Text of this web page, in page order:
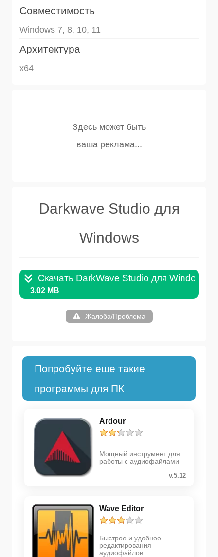
Совместимость
Windows 7, 8, 10, 11
Архитектура
x64
Darkwave Studio для
Windows
Скачать DarkWave Studio для Windows
3.02 MB
Жалоба/Проблема
Попробуйте еще такие
программы для ПК
Ardour
Мощный инструмент для
работы с аудиофайлами
v.5.12
Wave Editor
Быстрое и удобное
редактирования
аудиофайлов